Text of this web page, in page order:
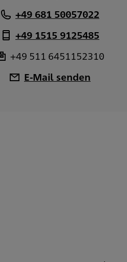
+49 681 50057022
+49 1515 9125485
+49 511 6451152310
E-Mail senden